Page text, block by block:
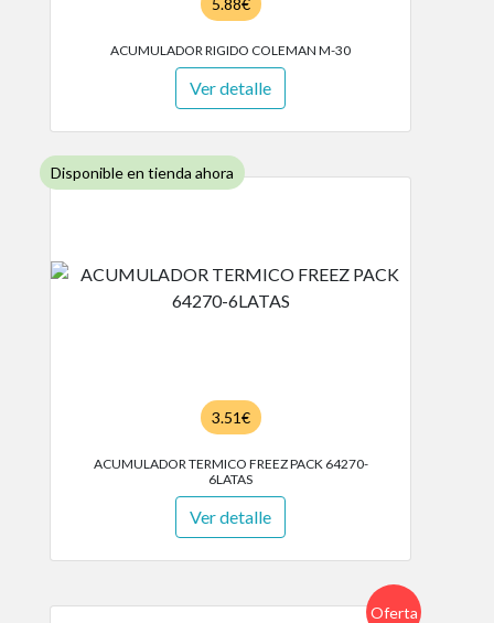
5.88€
ACUMULADOR RIGIDO COLEMAN M-30
Ver detalle
Disponible en tienda ahora
3.51€
ACUMULADOR TERMICO FREEZ PACK 64270-
6LATAS
Ver detalle
Oferta